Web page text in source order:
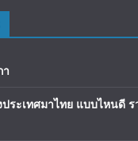
า
ประเทศมาไทย แบบไหนดี